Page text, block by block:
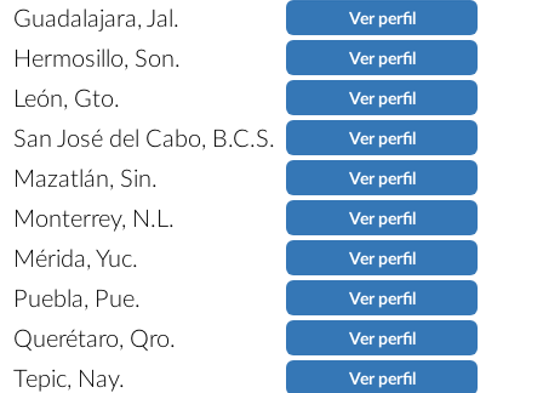
Guadalajara, Jal. Ver perfil
Hermosillo, Son. Ver perfil
León, Gto. Ver perfil
San José del Cabo, B.C.S. Ver perfil
Mazatlán, Sin. Ver perfil
Monterrey, N.L. Ver perfil
Mérida, Yuc. Ver perfil
Puebla, Pue. Ver perfil
Querétaro, Qro. Ver perfil
Tepic, Nay. Ver perfil